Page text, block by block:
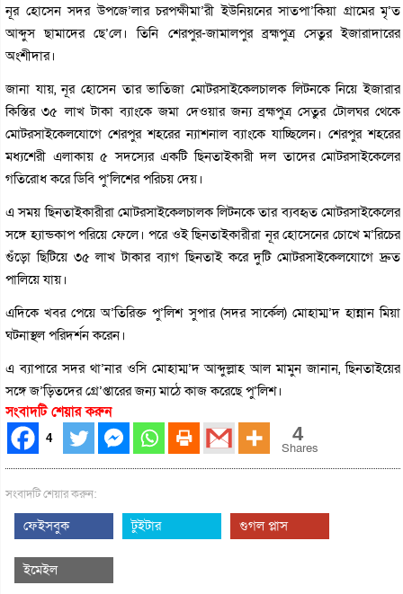
নূর হোসেন সদর উপজে’লার চরপক্ষীমা’রী ইউনিয়নের সাতপা’কিয়া গ্রামের মৃ’ত
আব্দুস ছামাদের ছে’লে। তিনি শেরপুর-জামালপুর ব্রহ্মপুত্র সেতুর ইজারাদারের
অংশীদার।
জানা যায়, নূর হোসেন তার ভাতিজা মোটরসাইকেলচালক লিটনকে নিয়ে ইজারার
কিস্তির ৩৫ লাখ টাকা ব্যাংকে জমা দেওয়ার জন্য ব্রহ্মপুত্র সেতুর টোলঘর থেকে
মোটরসাইকেলযোগে শেরপুর শহরের ন্যাশনাল ব্যাংকে যাচ্ছিলেন। শেরপুর শহরের
মধ্যশেরী এলাকায় ৫ সদস্যের একটি ছিনতাইকারী দল তাদের মোটরসাইকেলের
গতিরোধ করে ডিবি পু’লিশের পরিচয় দেয়।
এ সময় ছিনতাইকারীরা মোটরসাইকেলচালক লিটনকে তার ব্যবহৃত মোটরসাইকেলের
সঙ্গে হ্যান্ডকাপ পরিয়ে ফেলে। পরে ওই ছিনতাইকারীরা নূর হোসেনের চোখে ম’রিচের
গুঁড়ো ছিটিয়ে ৩৫ লাখ টাকার ব্যাগ ছিনতাই করে দুটি মোটরসাইকেলযোগে দ্রুত
পালিয়ে যায়।
এদিকে খবর পেয়ে অ’তিরিক্ত পু’লিশ সুপার (সদর সার্কেল) মোহাম্ম’দ হান্নান মিয়া
ঘটনাস্থল পরিদর্শন করেন।
এ ব্যাপারে সদর থা’নার ওসি মোহাম্ম’দ আব্দুল্লাহ আল মামুন জানান, ছিনতাইয়ের
সঙ্গে জ’ড়িতদের গ্রে’প্তারের জন্য মাঠে কাজ করেছে পু’লিশ।
সংবাদটি শেয়ার করুন
4 4
Shares
সংবাদটি শেয়ার করুন:
ফেইসবুক টুইটার গুগল প্লাস
ইমেইল